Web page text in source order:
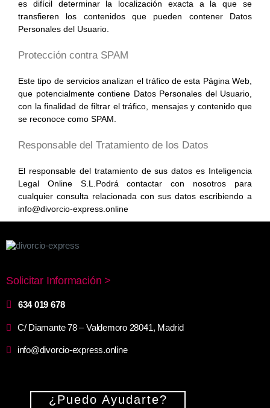
es difícil determinar la localización exacta a la que se
transfieren los contenidos que pueden contener Datos
Personales del Usuario.
Protección contra SPAM
Este tipo de servicios analizan el tráfico de esta Página Web,
que potencialmente contiene Datos Personales del Usuario,
con la finalidad de filtrar el tráfico, mensajes y contenido que
se reconoce como SPAM.
Responsable del Tratamiento de los Datos
El responsable del tratamiento de sus datos es Inteligencia
Legal Online S.L.Podrá contactar con nosotros para
cualquier consulta relacionada con sus datos escribiendo a
info@divorcio-express.online
Solicitar Información >
634 019 678
C/ Diamante 78 – Valdemoro 28041, Madrid
info@divorcio-express.online
¿Puedo Ayudarte?